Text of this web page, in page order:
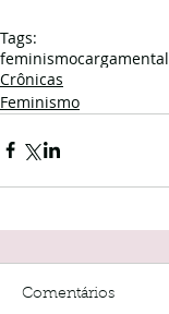
Tags:
feminismocargamental
Crônicas
Feminismo
Comentários